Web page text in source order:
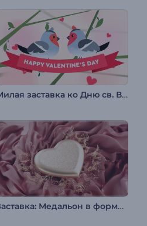
Милая заставка ко Дню св. Валентина
Заставка: Медальон в форме сердца